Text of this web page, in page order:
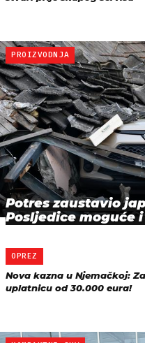
PROIZVODNJA
Potres zaustavio
Posljedice moguće
OPREZ
Nova kazna u Njemačkoj:
uplatnicu od 30.000 eura!